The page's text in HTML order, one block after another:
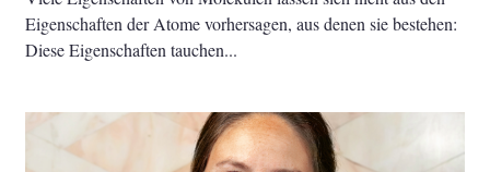
Eigenschaften der Atome vorhersagen, aus denen sie bestehen:
Diese Eigenschaften tauchen